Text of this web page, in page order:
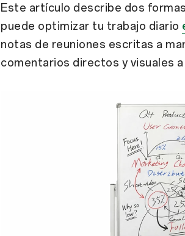
Este artículo describe dos
puede optimizar tu trabajo diario
notas de reuniones escritas a
comentarios directos y visuales